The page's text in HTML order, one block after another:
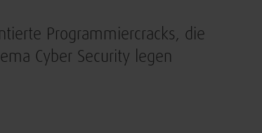
Programmiercracks, die
Cyber Security legen